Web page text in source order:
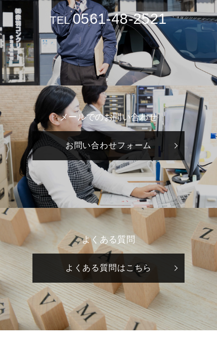
TEL0561-48-2521
メールでのお問い合わせ
お問い合わせフォーム
よくある質問
よくある質問はこちら